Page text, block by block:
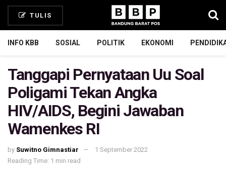
TULIS
INFO KBB SOSIAL POLITIK EKONOMI
Tanggapi Pernyataan Uu Soal
Poligami Tekan Angka
HIV/AIDS, Begini Jawaban
Wamenkes RI
by Suwitno Gimnastiar
1 September 2022
Reading Time: 1 min read